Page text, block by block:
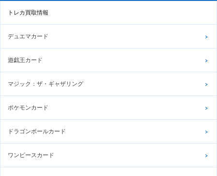
トレカ買取情報
デュエマカード
遊戯王カード
マジック：ザ・ギャザリング
ポケモンカード
ドラゴンボールカード
ワンピースカード